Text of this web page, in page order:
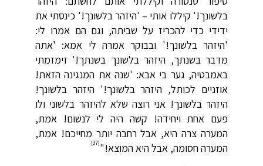
בלשונך!' קיללו אותי – 'היזהר בלשונך!' כינסתי את
ידידי כדי להכריז על שביתה, וגם הם אמרו לי:
'היזהר בלשונך!' ובבוקר אמרה לי אמא: 'אתה
מדבר בשנתך, היזהר בלשונך בשנתך!' זימזמתי
באמבטיה, גער בי אבא: 'שנה את המנגינה הזאת!
אוזניים לכותל, היזהר בלשונך!' היזהר בלשונך!
היזהר בלשונך! אני רוצה שלא להיזהר בלשוני ולו
פעם אחת ויחידה! קשה היה לי לנשום! אמת,
המערה צרה היא, אבל רחבה יותר מחייכם! אמת,
המערה חסומה, אבל היא המוצא!"[37]